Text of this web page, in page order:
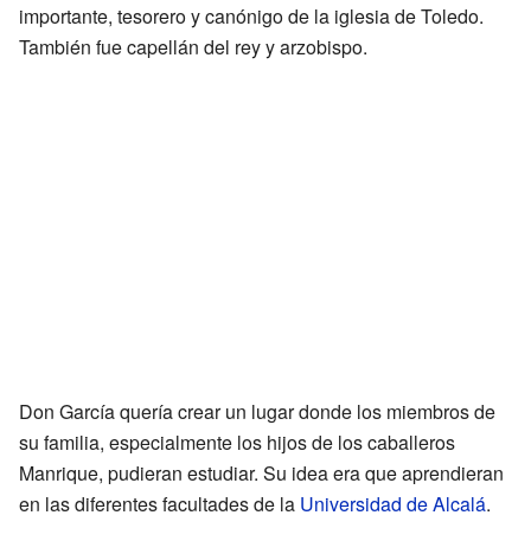
importante, tesorero y canónigo de la iglesia de Toledo.
También fue capellán del rey y arzobispo.
Don García quería crear un lugar donde los miembros de
su familia, especialmente los hijos de los caballeros
Manrique, pudieran estudiar. Su idea era que aprendieran
en las diferentes facultades de la Universidad de Alcalá.